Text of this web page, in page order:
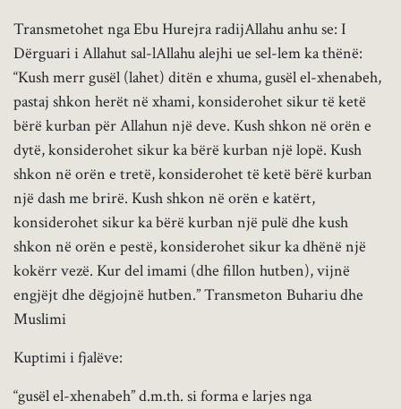
Transmetohet nga Ebu Hurejra radijAllahu anhu se: I
Dërguari i Allahut sal-lAllahu alejhi ue sel-lem ka thënë:
“Kush merr gusël (lahet) ditën e xhuma, gusël el-xhenabeh,
pastaj shkon herët në xhami, konsiderohet sikur të ketë
bërë kurban për Allahun një deve. Kush shkon në orën e
dytë, konsiderohet sikur ka bërë kurban një lopë. Kush
shkon në orën e tretë, konsiderohet të ketë bërë kurban
një dash me brirë. Kush shkon në orën e katërt,
konsiderohet sikur ka bërë kurban një pulë dhe kush
shkon në orën e pestë, konsiderohet sikur ka dhënë një
kokërr vezë. Kur del imami (dhe fillon hutben), vijnë
engjëjt dhe dëgjojnë hutben.” Transmeton Buhariu dhe
Muslimi
Kuptimi i fjalëve:
“gusël el-xhenabeh” d.m.th. si forma e larjes nga